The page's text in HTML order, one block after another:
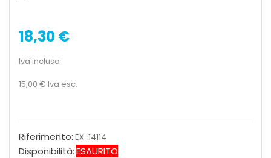
18,30 €
Iva inclusa
15,00 € Iva esc.
Riferimento: EX-14114
Disponibilità:ESAURITO